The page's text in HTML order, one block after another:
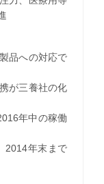
品への対応で
が三養社の化
年中の稼働
年末まで